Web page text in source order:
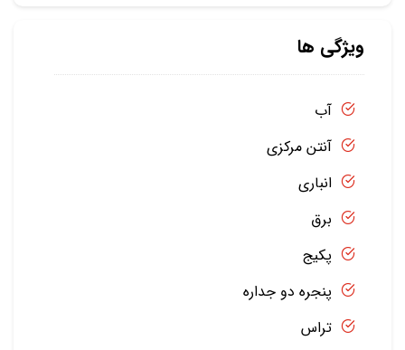
ویژگی ها
آب
آنتن مرکزی
انباری
برق
پکیج
پنجره دو جداره
تراس